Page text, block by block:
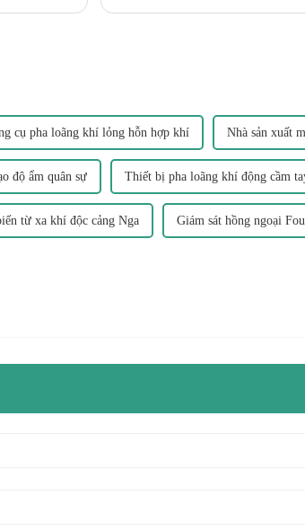
cụ pha loãng khí lỏng hỗn hợp khí Nhà sản xuất
độ ẩm quân sự Thiết bị pha loãng khí động cầm
từ xa khí độc cảng Nga Giám sát hồng ngoại